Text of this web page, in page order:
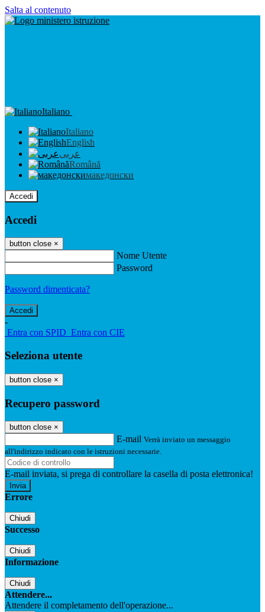
Salta al contenuto
Italiano
Italiano
English
عربى
Română
македонски
Accedi
Accedi
button close ×
Nome Utente
Password
Password dimenticata?
-
Entra con SPID Entra con CIE
Seleziona utente
button close ×
Recupero password
button close ×
E-mail Verrà inviato un messaggio
all'indirizzo indicato con le istruzioni necessarie.
E-mail inviata, si prega di controllare la casella di posta elettronica!
Errore
Chiudi
Successo
Chiudi
Informazione
Chiudi
Attendere...
Attendere il completamento dell'operazione...